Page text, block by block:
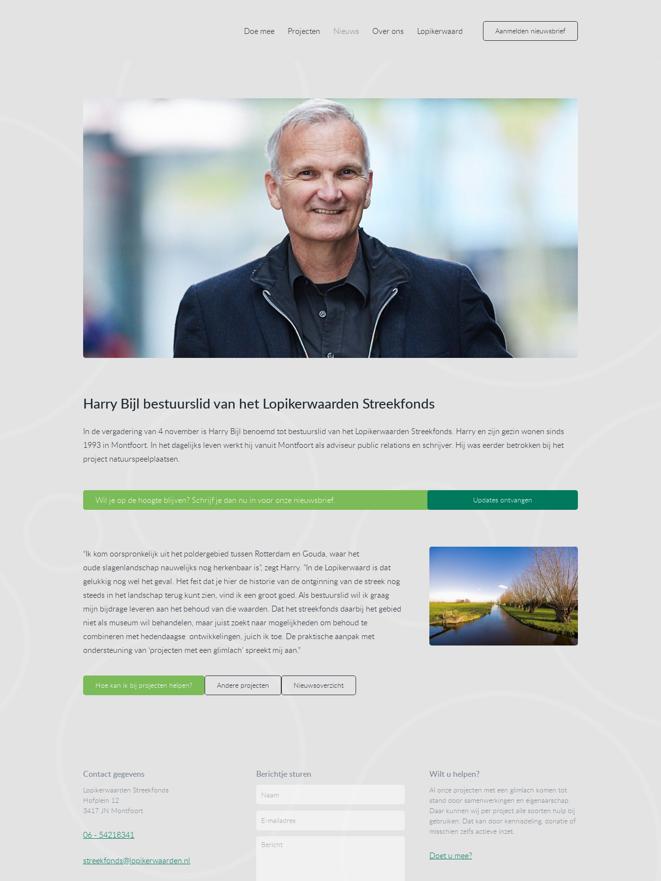
Doe mee Projecten Nieuws Over ons Lopikerwaard Aanmelden nieuwsbrief
Harry Bijl bestuurslid van het Lopikerwaarden Streekfonds
In de vergadering van 4 november is Harry Bijl benoemd tot bestuurslid van het Lopikerwaarden Streekfonds. Harry en zijn gezin wonen sinds
1993 in Montfoort. In het dagelijks leven werkt hij vanuit Montfoort als adviseur public relations en schrijver. Hij was eerder betrokken bij het
project natuurspeelplaatsen.
Wil je op de hoogte blijven? Schrijf je dan nu in voor onze nieuwsbrief. Updates ontvangen
“Ik kom oorspronkelijk uit het poldergebied tussen Rotterdam en Gouda, waar het
oude slagenlandschap nauwelijks nog herkenbaar is”, zegt Harry. ”In de Lopikerwaard is dat
gelukkig nog wel het geval. Het feit dat je hier de historie van de ontginning van de streek nog
steeds in het landschap terug kunt zien, vind ik een groot goed. Als bestuurslid wil ik graag
mijn bijdrage leveren aan het behoud van die waarden. Dat het streekfonds daarbij het gebied
niet als museum wil behandelen, maar juist zoekt naar mogelijkheden om behoud te
combineren met hedendaagse ontwikkelingen, juich ik toe. De praktische aanpak met
ondersteuning van ‘projecten met een glimlach’ spreekt mij aan.”
Hoe kan ik bij projecten helpen? Andere projecten Nieuwsoverzicht
Contact gegevens
Lopikerwaarden Streekfonds
Hofplein 12
3417 JN Montfoort
06 - 54218341
streekfonds@lopikerwaarden.nl
Berichtje sturen Wilt u helpen?
Al onze projecten met een glimlach komen tot
stand door samenwerkingen en eigenaarschap.
Daar kunnen wij per project alle soorten hulp bij
gebruiken. Dat kan door kennisdeling, donatie of
misschien zelfs actieve inzet.
Doet u mee?